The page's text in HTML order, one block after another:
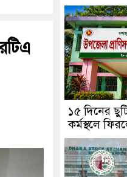
১৫ দিনের
কর্মস্থলে